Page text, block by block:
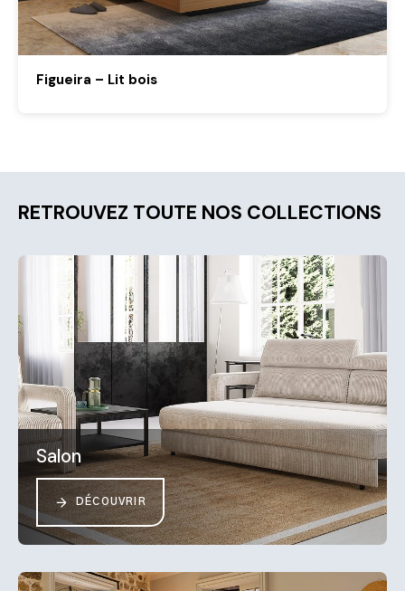
Figueira – Lit bois
RETROUVEZ TOUTE NOS COLLECTIONS
Salon
DÉCOUVRIR